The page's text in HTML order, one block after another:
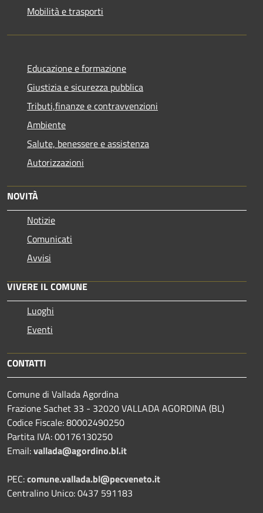
Mobilità e trasporti
Educazione e formazione
Giustizia e sicurezza pubblica
Tributi,finanze e contravvenzioni
Ambiente
Salute, benessere e assistenza
Autorizzazioni
NOVITÀ
Notizie
Comunicati
Avvisi
VIVERE IL COMUNE
Luoghi
Eventi
CONTATTI
Comune di Vallada Agordina
Frazione Sachet 33 - 32020 VALLADA AGORDINA (BL)
Codice Fiscale: 80002490250
Partita IVA: 00176130250
Email:vallada@agordino.bl.it
PEC:comune.vallada.bl@pecveneto.it
Centralino Unico: 0437 591183